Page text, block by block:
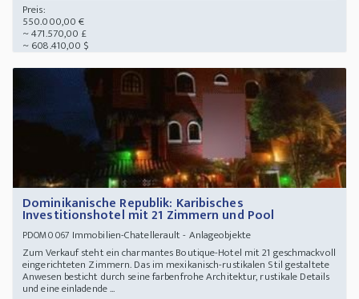
Preis:
550.000,00 €
~ 471.570,00 £
~ 608.410,00 $
Dominikanische Republik: Karibisches
Investitionshotel mit 21 Zimmern und Pool
PDOM0067 Immobilien-Chatellerault - Anlageobjekte
Zum Verkauf steht ein charmantes Boutique-Hotel mit 21 geschmackvoll
eingerichteten Zimmern. Das im mexikanisch-rustikalen Stil gestaltete
Anwesen besticht durch seine farbenfrohe Architektur, rustikale Details
und eine einladende ...